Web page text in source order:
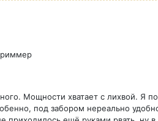
Мощности хватает с лихвой. Я
под забором нереально